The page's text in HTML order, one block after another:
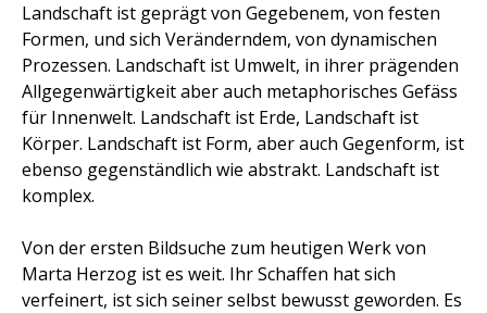
Landschaft ist geprägt von Gegebenem, von festen
Formen, und sich Veränderndem, von dynamischen
Prozessen. Landschaft ist Umwelt, in ihrer prägenden
Allgegenwärtigkeit aber auch metaphorisches Gefäss
für Innenwelt. Landschaft ist Erde, Landschaft ist
Körper. Landschaft ist Form, aber auch Gegenform, ist
ebenso gegenständlich wie abstrakt. Landschaft ist
komplex.
Von der ersten Bildsuche zum heutigen Werk von
Marta Herzog ist es weit. Ihr Schaffen hat sich
verfeinert, ist sich seiner selbst bewusst geworden. Es